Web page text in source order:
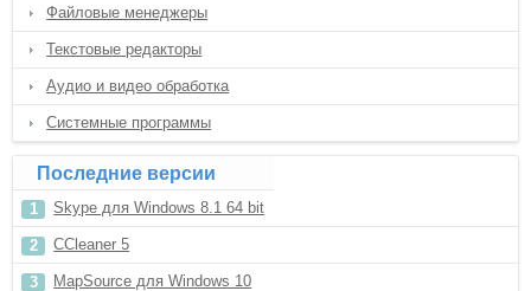
Файловые менеджеры
Текстовые редакторы
Аудио и видео обработка
Системные программы
Последние версии
Skype для Windows 8.1 64 bit
CCleaner 5
MapSource для Windows 10